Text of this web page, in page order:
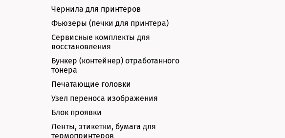
Чернила для принтеров
Фьюзеры (печки для принтера)
Сервисные комплекты для
восстановления
Бункер (контейнер) отработанного
тонера
Печатающие головки
Узел переноса изображения
Блок проявки
Ленты, этикетки, бумага для
термопринтеров